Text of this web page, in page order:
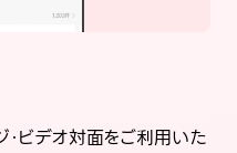
・ビデオ対面をご利用いた